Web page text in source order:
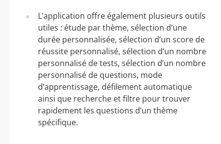
L’application offre également plusieurs outils
utiles : étude par thème, sélection d’une
durée personnalisée, sélection d’un score de
réussite personnalisé, sélection d’un nombre
personnalisé de tests, sélection d’un nombre
personnalisé de questions, mode
d’apprentissage, défilement automatique
ainsi que recherche et filtre pour trouver
rapidement les questions d’un thème
spécifique.